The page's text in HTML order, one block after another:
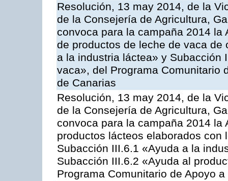
Resolución, 13 may 2014, de la
de la Consejería de Agricultura,
convoca para la campaña 2014
de productos de leche de vaca
a la industria láctea» y Subacción
vaca», del Programa Comunitario
de Canarias
Resolución, 13 may 2014, de la
de la Consejería de Agricultura,
convoca para la campaña 2014
productos lácteos elaborados
Subacción III.6.1 «Ayuda a la
Subacción III.6.2 «Ayuda al
Programa Comunitario de Apoyo